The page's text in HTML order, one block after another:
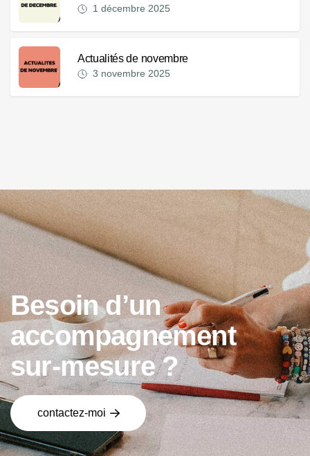
1 décembre 2025
Actualités de novembre
3 novembre 2025
Besoin d’un
accompagnement
sur-mesure ?
contactez-moi